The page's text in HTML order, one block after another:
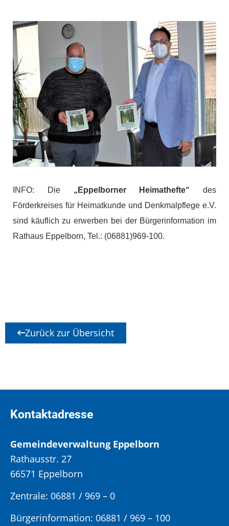
INFO: Die „Eppelborner Heimathefte“ des
Förderkreises für Heimatkunde und Denkmalpflege e.V.
sind käuflich zu erwerben bei der Bürgerinformation im
Rathaus Eppelborn, Tel.: (06881)969-100.
Zurück zur Übersicht
Kontaktadresse
Gemeindeverwaltung Eppelborn
Rathausstr. 27
66571 Eppelborn
Zentrale: 06881 / 969 – 0
Bürgerinformation: 06881 / 969 – 100